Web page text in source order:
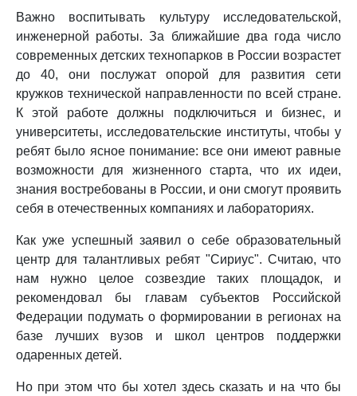
Важно воспитывать культуру исследовательской,
инженерной работы. За ближайшие два года число
современных детских технопарков в России возрастет
до 40, они послужат опорой для развития сети
кружков технической направленности по всей стране.
К этой работе должны подключиться и бизнес, и
университеты, исследовательские институты, чтобы у
ребят было ясное понимание: все они имеют равные
возможности для жизненного старта, что их идеи,
знания востребованы в России, и они смогут проявить
себя в отечественных компаниях и лабораториях.
Как уже успешный заявил о себе образовательный
центр для талантливых ребят "Сириус". Считаю, что
нам нужно целое созвездие таких площадок, и
рекомендовал бы главам субъектов Российской
Федерации подумать о формировании в регионах на
базе лучших вузов и школ центров поддержки
одаренных детей.
Но при этом что бы хотел здесь сказать и на что бы